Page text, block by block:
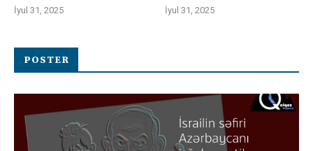
İyul 31, 2025 İyul 31, 2025
POSTER